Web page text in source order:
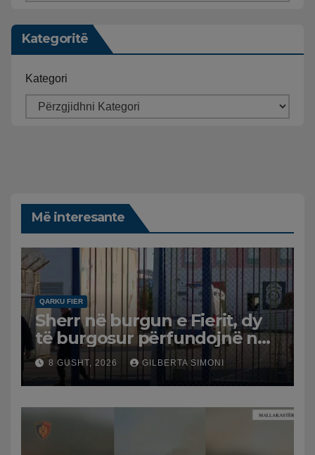
Kategoritë
Kategori
Më interesante
QARKU FIER
Sherr në burgun e Fierit, dy
të burgosur përfundojnë në
spital
8 GUSHT, 2026 GILBERTA SIMONI